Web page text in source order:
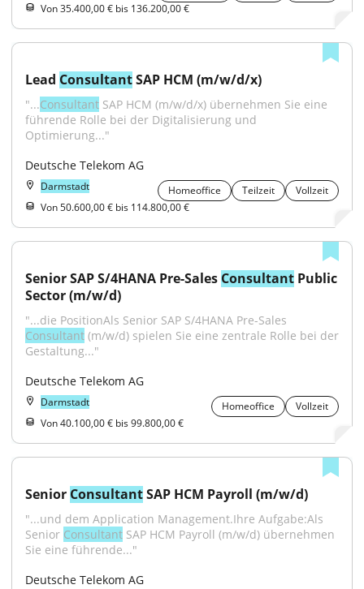
Von 35.400,00 € bis 136.200,00 €
Lead Consultant SAP HCM (m/w/d/x)
"...Consultant SAP HCM (m/w/d/x) übernehmen Sie eine
führende Rolle bei der Digitalisierung und
Optimierung..."
Deutsche Telekom AG
Darmstadt Homeoffice Teilzeit
Vollzeit
Von 50.600,00 € bis 114.800,00 €
Senior SAP S/4HANA Pre-Sales Consultant Public
Sector (m/w/d)
Consultant (m/w/d) spielen Sie eine zentrale Rolle bei der
Gestaltung..."
Deutsche Telekom AG
Darmstadt Homeoffice
Vollzeit
Von 40.100,00 € bis 99.800,00 €
Senior Consultant SAP HCM Payroll (m/w/d)
"...und dem Application Management.Ihre Aufgabe:Als
Senior Consultant SAP HCM Payroll (m/w/d) übernehmen
Sie eine führende..."
Deutsche Telekom AG